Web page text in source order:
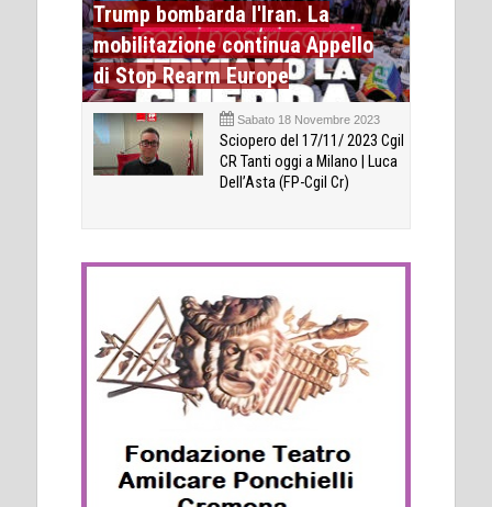
Trump bombarda l'Iran. La
mobilitazione continua Appello
di Stop Rearm Europe
Sabato 18 Novembre 2023
Sciopero del 17/11/ 2023 Cgil
CR Tanti oggi a Milano | Luca
Dell’Asta (FP-Cgil Cr)